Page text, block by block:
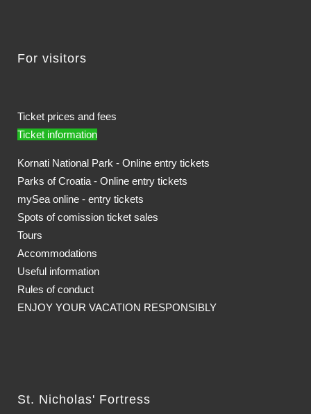
For visitors
Ticket prices and fees
Ticket information
Kornati National Park - Online entry tickets
Parks of Croatia - Online entry tickets
mySea online - entry tickets
Spots of comission ticket sales
Tours
Accommodations
Useful information
Rules of conduct
ENJOY YOUR VACATION RESPONSIBLY
St. Nicholas' Fortress